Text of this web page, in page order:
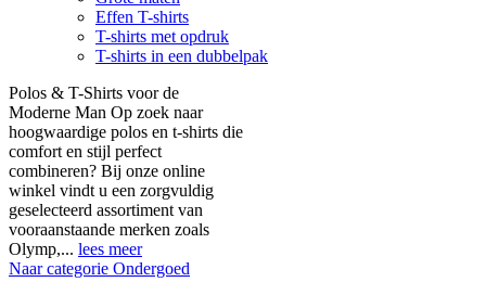
Effen T-shirts
T-shirts met opdruk
T-shirts in een dubbelpak
Polos & T-Shirts voor de
Moderne Man Op zoek naar
hoogwaardige polos en t-shirts die
comfort en stijl perfect
combineren? Bij onze online
winkel vindt u een zorgvuldig
geselecteerd assortiment van
vooraanstaande merken zoals
Olymp,... lees meer
Naar categorie Ondergoed